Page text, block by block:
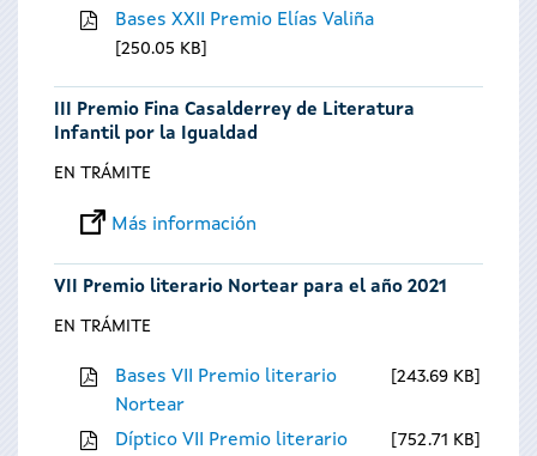
Bases XXII Premio Elías Valiña
250.05 KB
III Premio Fina Casalderrey de Literatura
Infantil por la Igualdad
EN TRÁMITE
Más información
VII Premio literario Nortear para el año 2021
EN TRÁMITE
Bases VII Premio literario
Nortear
243.69 KB
Díptico VII Premio literario
752.71 KB